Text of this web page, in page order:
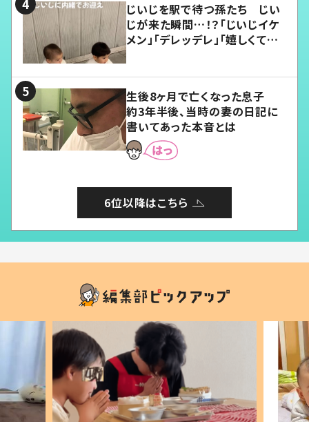
じいじを駅で待つ孫たち じい
じが来た瞬間…！？「じいじイケ
メン」「デレッデレ」「嬉しくて可
生後8ヶ月で亡くなった息子
約3年半後、当時の妻の日記に
書いてあった本音とは
6位以降はこちら